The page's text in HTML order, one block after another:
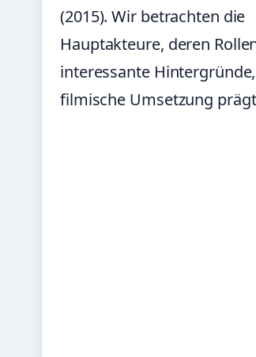
(2015). Wir betrachten die
Hauptakteure, deren
interessante
filmische Umsetzung